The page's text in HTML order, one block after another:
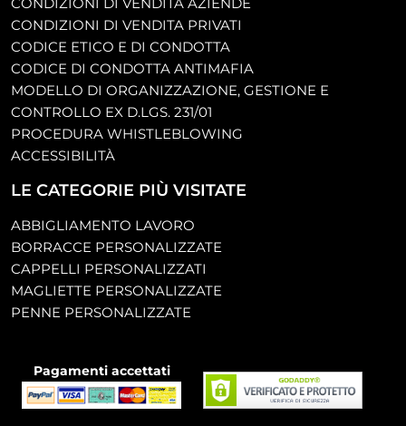
CONDIZIONI DI VENDITA PRIVATI
CODICE ETICO E DI CONDOTTA
CODICE DI CONDOTTA ANTIMAFIA
MODELLO DI ORGANIZZAZIONE, GESTIONE E
CONTROLLO EX D.LGS. 231/01
PROCEDURA WHISTLEBLOWING
ACCESSIBILITÀ
LE CATEGORIE PIÙ VISITATE
ABBIGLIAMENTO LAVORO
BORRACCE PERSONALIZZATE
CAPPELLI PERSONALIZZATI
MAGLIETTE PERSONALIZZATE
PENNE PERSONALIZZATE
Pagamenti accettati